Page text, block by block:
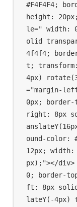
#F4F4F4;
height:
le=" width:
olid
4f4f4;
t;
4px)
="margin-
0px; border-
right: 8px
ound-color:
12px;
px);"></
0; border-
ft: 8px
lateY(-4px)